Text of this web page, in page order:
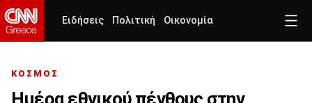
Ειδήσεις Πολιτική Οικονομία
ΚΟΣΜΟΣ